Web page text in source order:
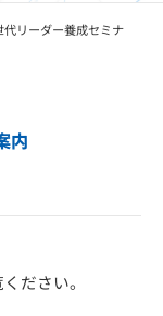
代リーダー養成セミナ
内
ださい。